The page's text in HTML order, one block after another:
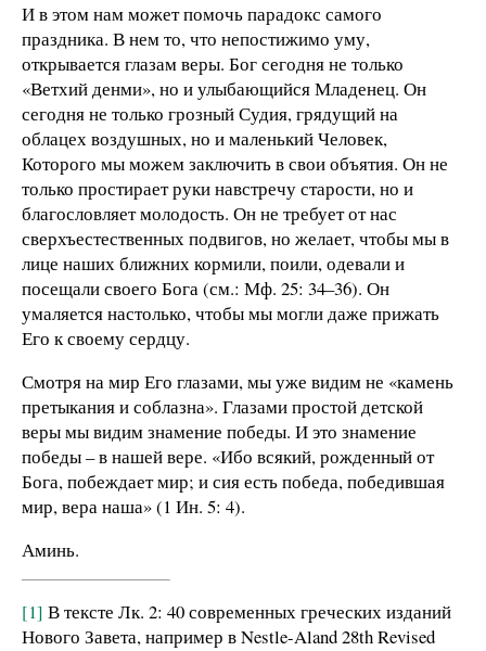
И в этом нам может помочь парадокс самого
праздника. В нем то, что непостижимо уму,
открывается глазам веры. Бог сегодня не только
«Ветхий денми», но и улыбающийся Младенец. Он
сегодня не только грозный Судия, грядущий на
облацех воздушных, но и маленький Человек,
Которого мы можем заключить в свои объятия. Он не
только простирает руки навстречу старости, но и
благословляет молодость. Он не требует от нас
сверхъестественных подвигов, но желает, чтобы мы в
лице наших ближних кормили, поили, одевали и
посещали своего Бога (см.: Мф. 25: 34–36). Он
умаляется настолько, чтобы мы могли даже прижать
Его к своему сердцу.
Смотря на мир Его глазами, мы уже видим не «камень
претыкания и соблазна». Глазами простой детской
веры мы видим знамение победы. И это знамение
победы – в нашей вере. «Ибо всякий, рожденный от
Бога, побеждает мир; и сия есть победа, победившая
мир, вера наша» (1 Ин. 5: 4).
Аминь.
[1] В тексте Лк. 2: 40 современных греческих изданий
Нового Завета, например в Nestle-Aland 28th Revised